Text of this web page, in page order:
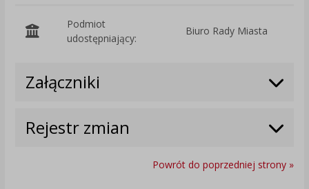
Podmiot
udostępniający:
Biuro Rady Miasta
Załączniki
Rejestr zmian
Powrót do poprzedniej strony »